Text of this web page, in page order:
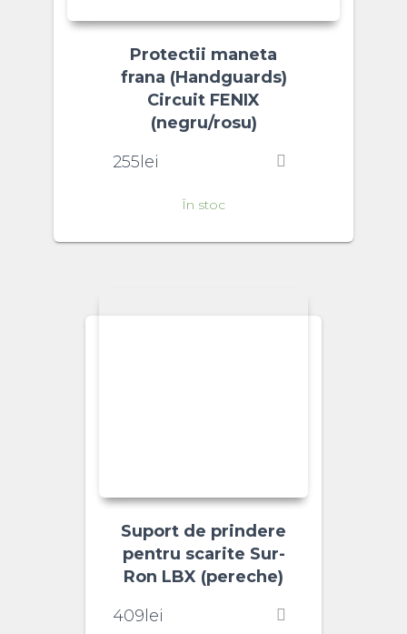
Protectii maneta
frana (Handguards)
Circuit FENIX
(negru/rosu)
255lei
În stoc
Suport de prindere
pentru scarite Sur-
Ron LBX (pereche)
409lei